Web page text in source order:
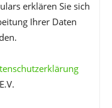
erklären Sie sich
Ihrer Daten